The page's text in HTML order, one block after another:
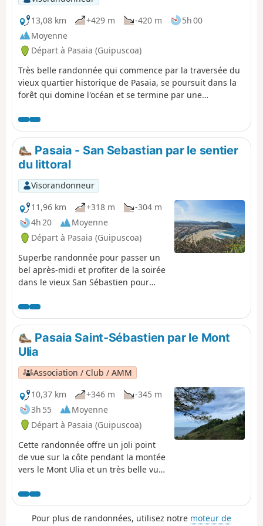
13,08 km
+429 m -420 m
5h 00
Moyenne
Départ à Pasaia (Guipuscoa)
Très belle randonnée qui commence par la traversée du
vieux quartier historique de Pasaia, se poursuit dans la
forêt qui domine l'océan et se termine par une
Donostia. Attention ! Prendre une navette est nécessaire
pour effectuer cette randonnée
Pasaia - San Sebastian par le sentier
du littoral
Visorandonneur
11,96 km
+318 m
-304 m
4h 20
Moyenne
Départ à Pasaia (Guipuscoa)
Superbe randonnée pour passer un
bel après-midi et profiter de la soirée
dans le vieux San Sébastien pour
Pasaia Saint-Sébastien par le Mont
Ulia
Association / Club / AMM
10,37 km
+346 m
-345 m
3h 55
Moyenne
Départ à Pasaia (Guipuscoa)
Cette randonnée offre un joli point
de vue sur la côte pendant la montée
vers le Mont Ulia et un très belle vue
pendant la descente vers la ville.
L'aller se fait avec une traversée en
bateau et le retour se fait en bus.
Pour plus de randonnées, utilisez notre moteur de